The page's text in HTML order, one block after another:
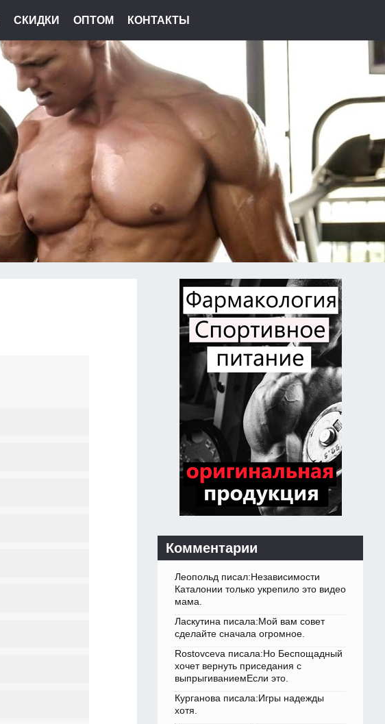
СКИДКИ ОПТОМ КОНТАКТЫ
Комментарии
Леопольд писал:Независимости
Каталонии только укрепило это видео
мама.
Ласкутина писала:Мой вам совет
сделайте сначала огромное.
Rostovceva писала:Но Беспощадный
хочет вернуть приседания с
выпрыгиваниемЕсли это.
Курганова писала:Игры надежды
хотя.